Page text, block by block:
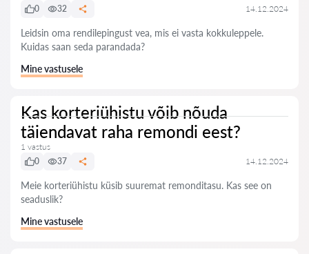
0
32 14.12.2024
Leidsin oma rendilepingust vea, mis ei vasta kokkuleppele.
Kuidas saan seda parandada?
Mine vastusele
Kas korteriühistu võib nõuda
täiendavat raha remondi eest?
1 vastus
0
37 14.12.2024
Meie korteriühistu küsib suuremat remonditasu. Kas see on
seaduslik?
Mine vastusele